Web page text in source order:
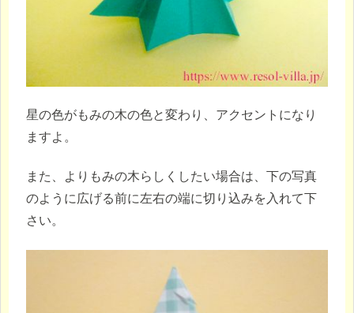
星の色がもみの木の色と変わり、アクセントになり
ますよ。
また、よりもみの木らしくしたい場合は、下の写真
のように広げる前に左右の端に切り込みを入れて下
さい。